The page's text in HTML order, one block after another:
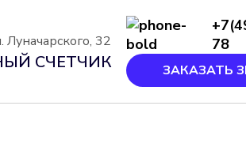
32
СЧЕТЧИК
78
ЗАКАЗАТЬ